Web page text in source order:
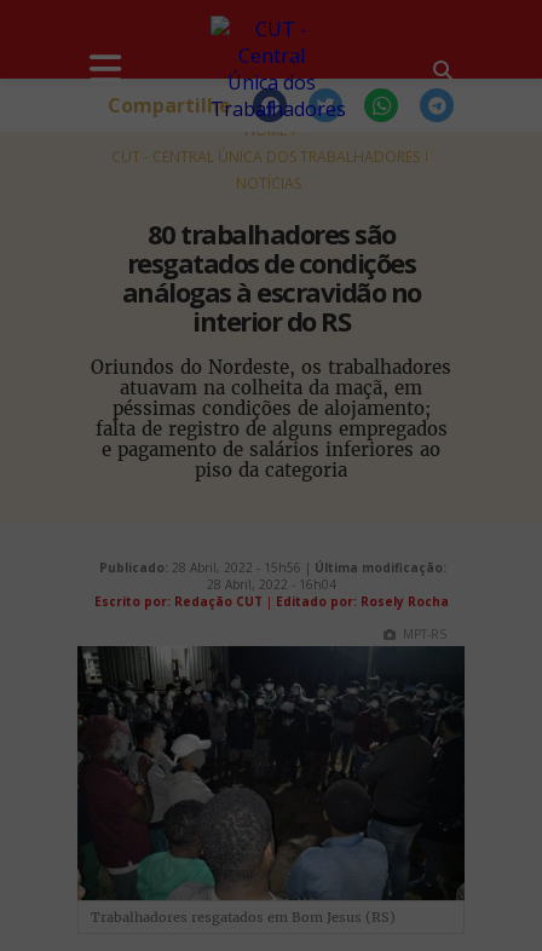
HOME
CUT - CENTRAL ÚNICA DOS TRABALHADORES
NOTÍCIAS
80 trabalhadores são
resgatados de condições
análogas à escravidão no
interior do RS
Oriundos do Nordeste, os trabalhadores
atuavam na colheita da maçã, em
péssimas condições de alojamento;
falta de registro de alguns empregados
e pagamento de salários inferiores ao
piso da categoria
Compartilhe
Publicado: 28 Abril, 2022 - 15h56 | Última modificação:
28 Abril, 2022 - 16h04
Escrito por: Redação CUT | Editado por: Rosely Rocha
MPT-RS
Trabalhadores resgatados em Bom Jesus (RS)